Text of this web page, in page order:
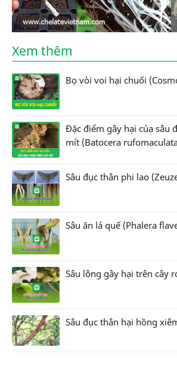
Xem thêm
Bọ vòi voi hại chuối
Đặc điểm gây hại của sâu
mít (Batocera
Sâu đục thân phi lao
Sâu ăn lá quế (Phalera
Sâu lông gây hại trên cây
Sâu đục thân hại hồng